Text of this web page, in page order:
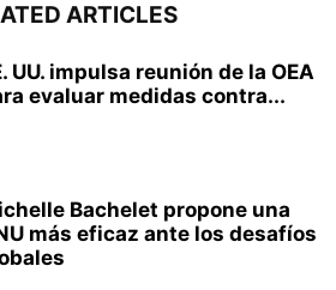
ARTICLES
UU. impulsa reunión de la OEA
evaluar medidas contra...
Bachelet propone una
más eficaz ante los desafíos